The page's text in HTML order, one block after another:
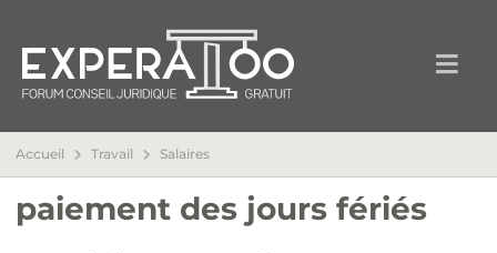
Accueil Travail Salaires
paiement des jours fériés